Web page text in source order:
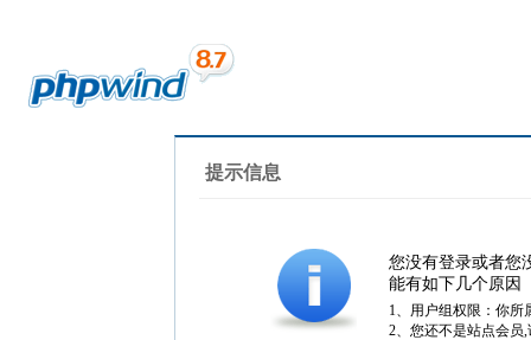
提示信息
您没有登录或者您
能有如下几个原因
1、用户组权限：你所
2、您还不是站点会员